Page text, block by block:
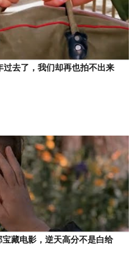
过去了，我们却再也拍不出来
宝藏电影，逆天高分不是白给